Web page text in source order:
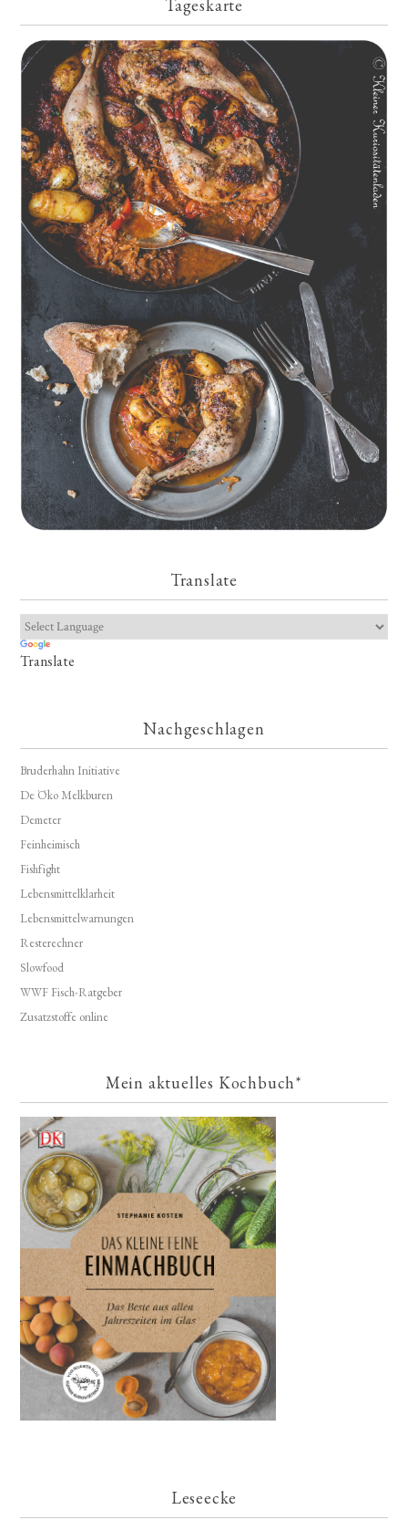
Tageskarte
Geschmorte Hähnchenschenkel auf Paprikakraut und kleinen
Kartoffeln
Translate
Translate
Nachgeschlagen
Bruderhahn Initiative
De Öko Melkburen
Demeter
Feinheimisch
Fishfight
Lebensmittelklarheit
Lebensmittelwarnungen
Resterechner
Slowfood
WWF Fisch-Ratgeber
Zusatzstoffe online
Mein aktuelles Kochbuch*
Leseecke